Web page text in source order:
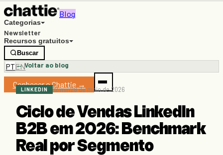
Blog
Categorias
Newsletter
Recursos gratuitos
Buscar
PTEN
Conhecer o Chattie →
← Voltar ao blog
LINKEDIN 12 min28 de maio de 2026
Ciclo de Vendas LinkedIn
B2B em 2026: Benchmark
Real por Segmento